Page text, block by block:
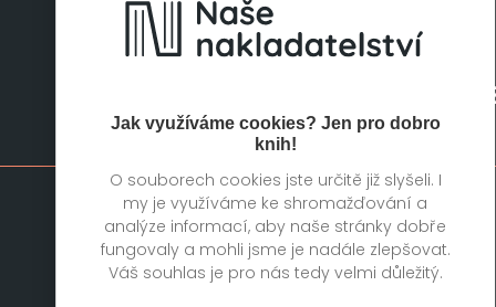
Jak využíváme cookies? Jen pro dobro
knih!
O souborech cookies jste určitě již slyšeli. I
my je využíváme ke shromažďování a
analýze informací, aby naše stránky dobře
fungovaly a mohli jsme je nadále zlepšovat.
Váš souhlas je pro nás tedy velmi důležitý.
Mapa stránek
Knihy
Autoři
Rukopisy
Foreign Rights
Blog
Kariéra